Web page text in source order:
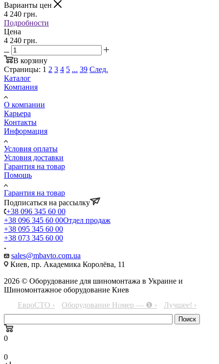
Варианты цен
4 240 грн.
Подробности
Цена
4 240 грн.
В корзину
Страницы: 1 2 3 4 5 ... 39 След.
Каталог
Компания
О компании
Карьера
Контакты
Информация
Условия оплаты
Условия доставки
Гарантия на товар
Помощь
Гарантия на товар
Подписаться на рассылку
+38 096 345 60 00
+38 096 345 60 00Отдел продаж
+38 095 345 60 00
+38 073 345 60 00
sales@mbavto.com.ua
Киев, пр. Академика Королёва, 11
2026 © Оборудование для шиномонтажа в Украине и
Шиномонтажное оборудование Киев
ЕвроСТО ›
Оборудование Номер — ❶ › Лучшее! ›
0
0